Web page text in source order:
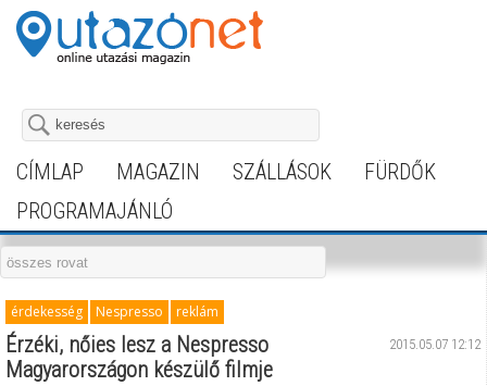
CÍMLAP MAGAZIN SZÁLLÁSOK
FÜRDŐK
PROGRAMAJÁNLÓ
érdekesség Nespresso reklám
2015.05.07 12:12
Érzéki, nőies lesz a Nespresso
Magyarországon készülő filmje